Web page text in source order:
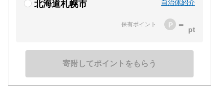
北海道札幌市 自治体紹介
保有ポイント -
寄附してポイントをもらう